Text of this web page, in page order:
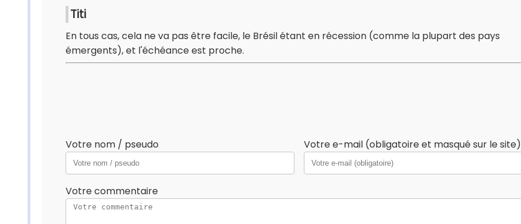
Titi
En tous cas, cela ne va pas être facile, le Brésil étant en récession (comme la plupart des pays
émergents), et l'échéance est proche.
Votre nom / pseudo Votre e-mail (obligatoire et masqué sur le site)
Votre commentaire